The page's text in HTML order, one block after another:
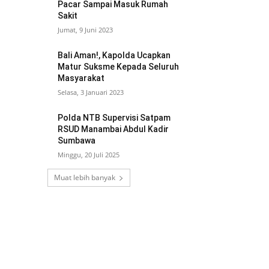
Pacar Sampai Masuk Rumah
Sakit
Jumat, 9 Juni 2023
Bali Aman!, Kapolda Ucapkan
Matur Suksme Kepada Seluruh
Masyarakat
Selasa, 3 Januari 2023
Polda NTB Supervisi Satpam
RSUD Manambai Abdul Kadir
Sumbawa
Minggu, 20 Juli 2025
Muat lebih banyak